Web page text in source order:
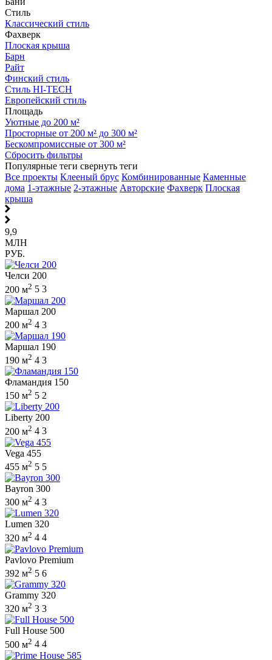
Стиль
Классический стиль
Фахверк
Плоская крыша
Барн
Райт
Финский стиль
Стиль HI-TECH
Европейский стиль
Площадь
Уютные до 200 м²
Просторные от 200 м² до 300 м²
Бескомпромиссные от 300 м²
Сбросить фильтры
Популярные теги свернуть теги
Все проекты Клееный брус Комбинированные Каменные
дома 1-этажные 2-этажные Авторские Фахверк Плоская
крыша
9,9
МЛН
РУБ.
Челси 200
200 м2 5 3
Маршал 200
200 м2 4 3
Маршал 190
190 м2 4 3
Фламандия 150
150 м2 5 2
Liberty 200
200 м2 4 3
Vega 455
455 м2 5 5
Bayron 300
300 м2 4 3
Lumen 320
320 м2 4 4
Pavlovo Premium
392 м2 5 6
Grammy 320
320 м2 3 3
Full House 500
500 м2 4 4